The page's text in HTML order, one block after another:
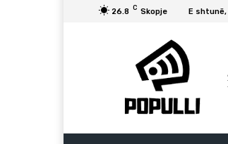
26.8 C Skopje E